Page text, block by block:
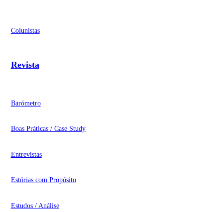
Colunistas
Revista
Barómetro
Boas Práticas / Case Study
Entrevistas
Estórias com Propósito
Estudos / Análise